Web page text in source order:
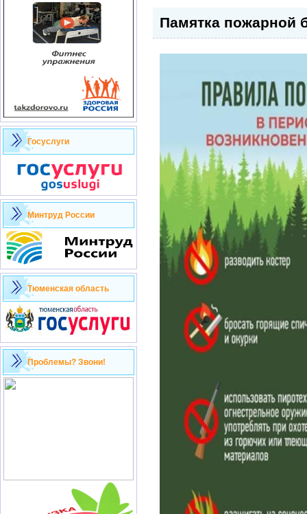
Госуслуги
Минтруд России
Тюменская область
Проблемы? Звони!
Памятка пожарной